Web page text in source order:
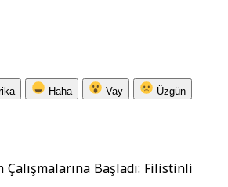
Haha Vay Üzgün
Başladı: Filistinli